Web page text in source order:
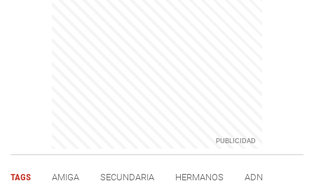
TAGS AMIGA SECUNDARIA HERMANOS
ADN